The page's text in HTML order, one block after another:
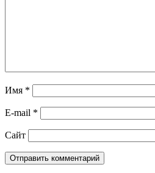
Имя *
E-mail *
Сайт